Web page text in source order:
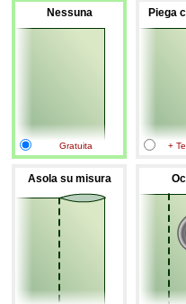
Nessuna
Gratuita
Piega
+
Asola su misura